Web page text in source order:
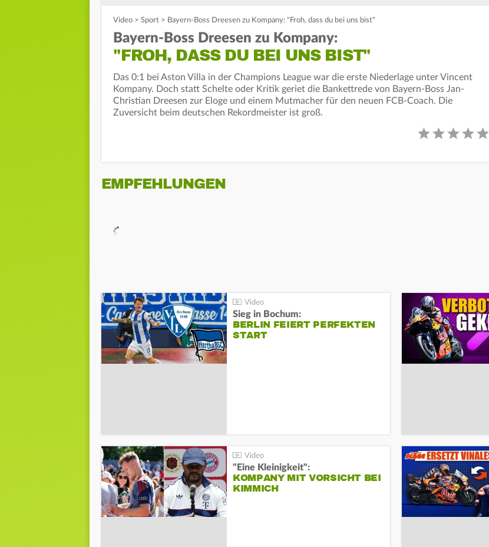
Video > Sport > Bayern-Boss Dreesen zu Kompany: "Froh, dass du bei uns bist"
Bayern-Boss Dreesen zu Kompany:
"FROH, DASS DU BEI UNS BIST"
Das 0:1 bei Aston Villa in der Champions League war die erste Niederlage unter Vincent
Kompany. Doch statt Schelte oder Kritik geriet die Bankettrede von Bayern-Boss Jan-
Christian Dreesen zur Eloge und einem Mutmacher für den neuen FCB-Coach. Die
Zuversicht beim deutschen Rekordmeister ist groß.
EMPFEHLUNGEN
Sieg in Bochum:
BERLIN FEIERT PERFEKTEN
START
"Eine Kleinigkeit":
KOMPANY MIT VORSICHT BEI
KIMMICH